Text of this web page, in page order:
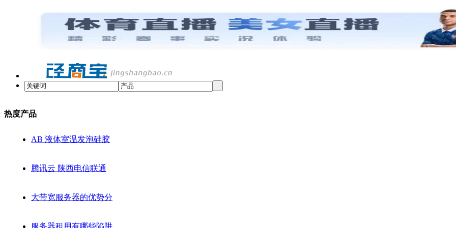
热度产品
AB 液体室温发泡硅胶
腾讯云 陕西电信联通
大带宽服务器的优势分
服务器租用有哪些陷阱